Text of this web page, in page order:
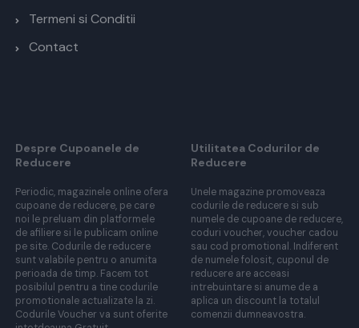
Termeni si Conditii
Contact
Despre Cupoanele de
Reducere
Periodic, magazinele online ofera
cupoane de reducere, pe care
noi le preluam din platformele
de afiliere si le publicam online
pe site. Codurile de reducere
sunt valabile pentru o anumita
perioada de timp. Facem tot
posibilul pentru a tine codurile
promotionale actualizate la zi.
Codurile Voucher va sunt oferite
Utilitatea Codurilor de
Reducere
Unele magazine promoveaza
codurile de reducere si sub
numele de cupoane de reducere,
coduri voucher, voucher cadou
sau cod promotional. Indiferent
de numele folosit, cuponul de
reducere are acceasi
intrebuintare si anume de a
aplica un discount la totalul
comenzii dumneavostra.